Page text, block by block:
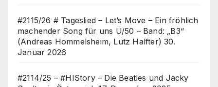
#2115/26 # Tageslied – Let’s Move – Ein fröhlich
machender Song für uns Ü/50 – Band: „B3“
(Andreas Hommelsheim, Lutz Halfter) 30.
Januar 2026
#2114/25 – #HIStory – Die Beatles und Jacky